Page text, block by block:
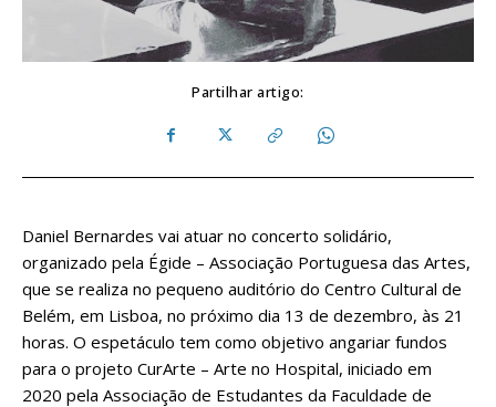
Partilhar artigo:
Daniel Bernardes vai atuar no concerto solidário,
organizado pela Égide – Associação Portuguesa das Artes,
que se realiza no pequeno auditório do Centro Cultural de
Belém, em Lisboa, no próximo dia 13 de dezembro, às 21
horas. O espetáculo tem como objetivo angariar fundos
para o projeto CurArte – Arte no Hospital, iniciado em
2020 pela Associação de Estudantes da Faculdade de